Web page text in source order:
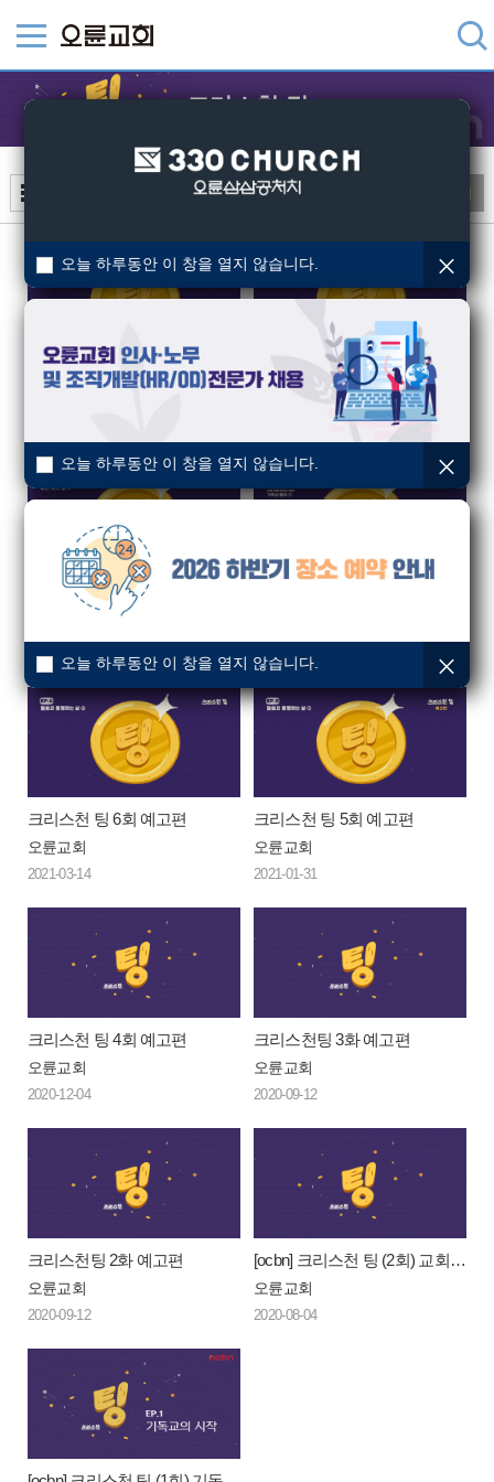
크리스천 팅
[ocbn] 크리스천 팅 (6회) 말씀과 동행하는 삶 2 [ocbn] 크리스천 팅 (5회) 말씀과 동행하는 삶 1
[ocbn] 크리스천 팅 (4회) 이단 바로 알기
2021-03-16 2021-03-16
크리스천 팅 6회 예고편
오륜교회
2021-03-14
크리스천 팅 5회 예고편
오륜교회
2021-01-31
크리스천 팅 4회 예고편
오륜교회
2020-12-04
크리스천팅 3화 예고편
오륜교회
2020-09-12
크리스천팅 2화 예고편
오륜교회
2020-09-12
[ocbn] 크리스천 팅 (2회) 교회 안 예배 교회 밖 예배
오륜교회
2020-08-04
오늘 하루동안 이 창을 열지 않습니다.
오늘 하루동안 이 창을 열지 않습니다.
오늘 하루동안 이 창을 열지 않습니다.